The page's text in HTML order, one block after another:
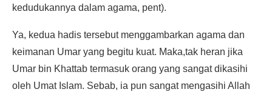
kedudukannya dalam agama, pent).
Ya, kedua hadis tersebut menggambarkan agama dan
keimanan Umar yang begitu kuat. Maka,tak heran jika
Umar bin Khattab termasuk orang yang sangat dikasihi
oleh Umat Islam. Sebab, ia pun sangat mengasihi Allah